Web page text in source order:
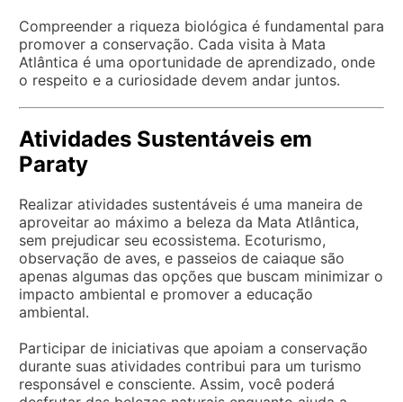
Compreender a riqueza biológica é fundamental para
promover a conservação. Cada visita à Mata
Atlântica é uma oportunidade de aprendizado, onde
o respeito e a curiosidade devem andar juntos.
Atividades Sustentáveis em
Paraty
Realizar atividades sustentáveis é uma maneira de
aproveitar ao máximo a beleza da Mata Atlântica,
sem prejudicar seu ecossistema. Ecoturismo,
observação de aves, e passeios de caiaque são
apenas algumas das opções que buscam minimizar o
impacto ambiental e promover a educação
ambiental.
Participar de iniciativas que apoiam a conservação
durante suas atividades contribui para um turismo
responsável e consciente. Assim, você poderá